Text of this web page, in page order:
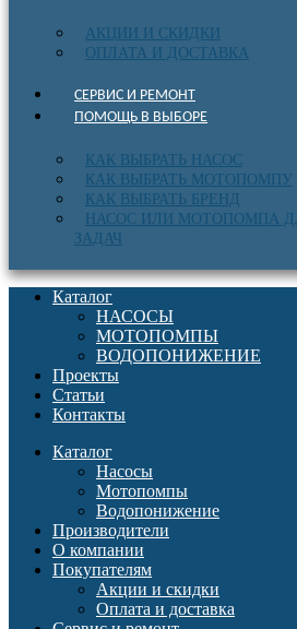
АКЦИИ И СКИДКИ
ОПЛАТА И ДОСТАВКА
СЕРВИС И РЕМОНТ
ПОМОЩЬ В ВЫБОРЕ
КАК ВЫБРАТЬ НАСОС
КАК ВЫБРАТЬ МОТОПОМПУ
КАК ВЫБРАТЬ БРЕНД
НАСОС ИЛИ МОТОПОМПА
ЗАДАЧ
Каталог
НАСОСЫ
МОТОПОМПЫ
ВОДОПОНИЖЕНИЕ
Проекты
Статьи
Контакты
Каталог
Насосы
Мотопомпы
Водопонижение
Производители
О компании
Покупателям
Акции и скидки
Оплата и доставка